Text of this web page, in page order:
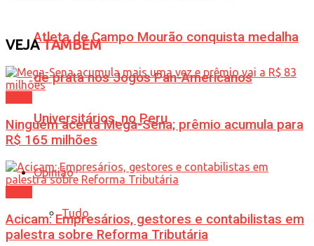
Atleta de Campo Mourão conquista medalha
de prata nos Jogos Pan-Americanos
Universitários, no Peru
Opinião
Tudo
VEJATAMBÉM
Ninguém acerta Mega-Sena; prêmio acumula para
R$ 165 milhões
Acicam: Empresários, gestores e contabilistas em
palestra sobre Reforma Tributária